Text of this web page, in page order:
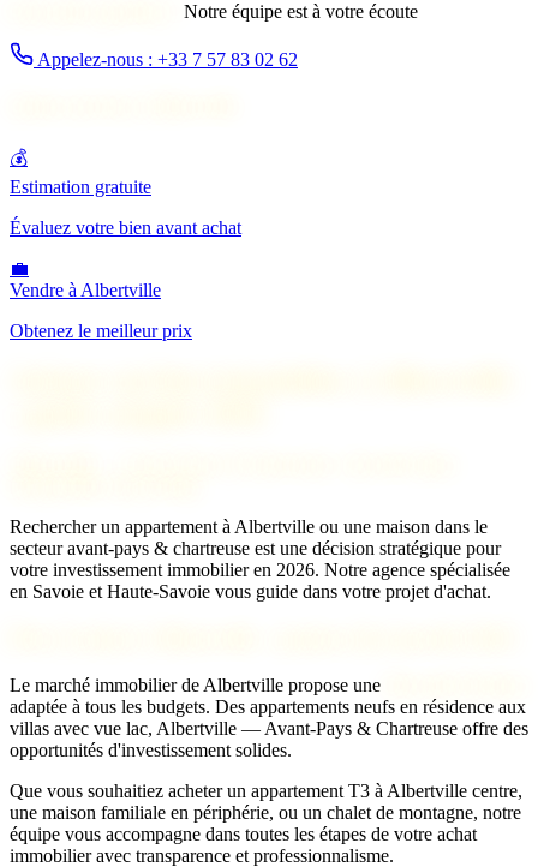
Notre équipe est à votre écoute
Appelez-nous : +33 7 57 83 02 62
💰
Estimation gratuite
Évaluez votre bien avant achat
💼
Vendre à Albertville
Obtenez le meilleur prix
Rechercher un appartement à Albertville ou une maison dans le
secteur avant-pays & chartreuse est une décision stratégique pour
votre investissement immobilier en 2026. Notre agence spécialisée
en Savoie et Haute-Savoie vous guide dans votre projet d'achat.
Le marché immobilier de Albertville propose une
adaptée à tous les budgets. Des appartements neufs en résidence aux
villas avec vue lac, Albertville — Avant-Pays & Chartreuse offre des
opportunités d'investissement solides.
Que vous souhaitiez acheter un appartement T3 à Albertville centre,
une maison familiale en périphérie, ou un chalet de montagne, notre
équipe vous accompagne dans toutes les étapes de votre achat
immobilier avec transparence et professionnalisme.